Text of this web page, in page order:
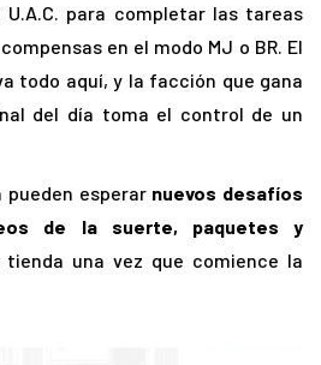
U.A.C. para completar las tareas
en el modo MJ o BR. El
todo aquí, y la facción que gana
del día toma el control de un
pueden esperar nuevos desafíos
de la suerte, paquetes y
tienda una vez que comience la